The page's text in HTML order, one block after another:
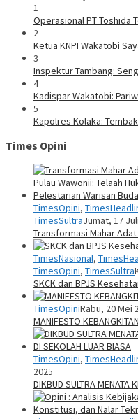
1
Operasional PT Toshida
2
Ketua KNPI Wakatobi
3
Inspektur Tambang:
4
Kadispar Wakatobi:
5
Kapolres Kolaka:
Times Opini
TimesOpini,
TimesSultraJumat, 17
Transformasi Mahar
TimesNasional,
TimesOpini, TimesSultra
SKCK dan BPJS
TimesOpiniRabu, 20 Mei
MANIFESTO
TimesOpini,
2025
DIKBUD SULTRA MENATA